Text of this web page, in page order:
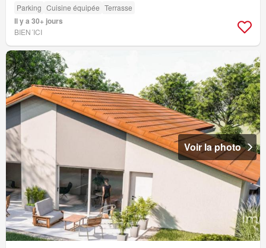
Parking Cuisine équipée Terrasse
Il y a 30+ jours
BIEN´ICI
Voir la photo